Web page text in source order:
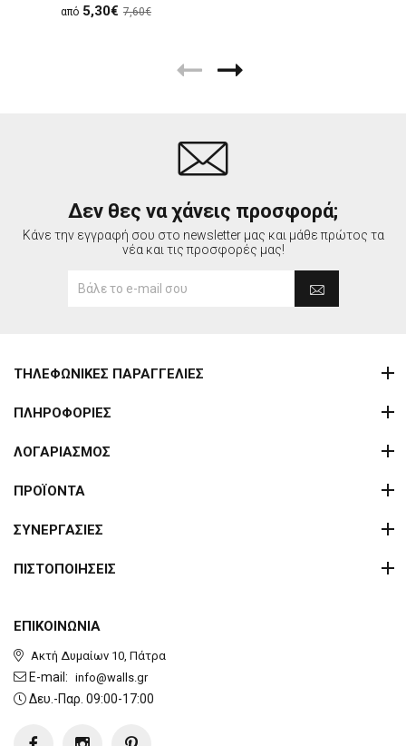
από 5,30€ 7,60€
Δεν θες να χάνεις προσφορά;
Κάνε την εγγραφή σου στο newsletter μας και μάθε πρώτος τα
νέα και τις προσφορές μας!
ΕΠΙΚΟΙΝΩΝΙΑ
Ακτή Δυμαίων 10, Πάτρα
E-mail: info@walls.gr
Δευ.-Παρ. 09:00-17:00
ΤΗΛΕΦΩΝΙΚΕΣ ΠΑΡΑΓΓΕΛΙΕΣ
ΠΛΗΡΟΦΟΡΙΕΣ
ΛΟΓΑΡΙΑΣΜΟΣ
ΠΡΟΪΟΝΤΑ
ΣΥΝΕΡΓΑΣΙΕΣ
ΠΙΣΤΟΠΟΙΗΣΕΙΣ